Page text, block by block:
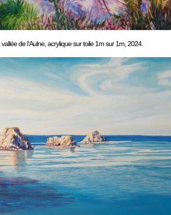
de l’Aulne, acrylique sur toile 1m sur 1m, 2024.